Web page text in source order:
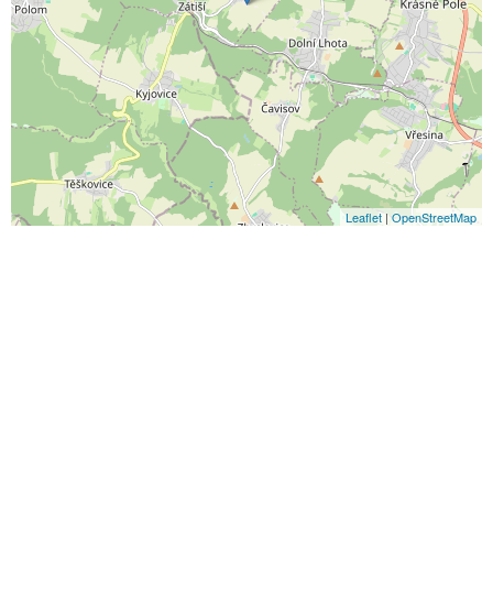
Leaflet | OpenStreetMap